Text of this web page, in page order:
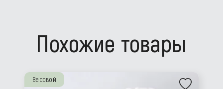
Похожие товары
Весовой